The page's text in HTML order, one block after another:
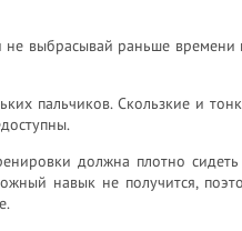
не выбрасывай раньше времени
пальчиков. Скользкие и
должна плотно
навык не получится,